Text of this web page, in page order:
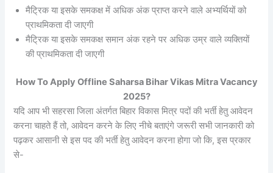
मैट्रिक या इसके समकक्ष में अधिक अंक प्राप्त करने वाले अभ्यर्थियों को
प्राथमिकता दी जाएगी
मैट्रिक या इसके समकक्ष समान अंक रहने पर अधिक उम्र वाले व्यक्तियों
की प्राथमिकता दी जाएगी
How To Apply Offline Saharsa Bihar Vikas Mitra Vacancy
2025?
यदि आप भी सहरसा जिला अंतर्गत बिहार विकास मित्र पदों की भर्ती हेतु आवेदन
करना चाहते हैं तो, आवेदन करने के लिए नीचे बताएंगे जरूरी सभी जानकारी को
पढ़कर आसानी से इस पद की भर्ती हेतु आवेदन करना होगा जो कि, इस प्रकार
से-